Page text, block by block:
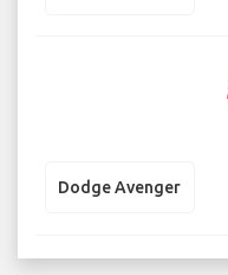
Dodge Avenger